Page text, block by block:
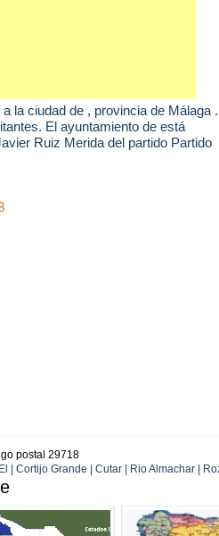
la ciudad de , provincia de Málaga .
El ayuntamiento de está
Ruiz Merida del partido Partido
postal 29718
| Cortijo Grande | Cutar | Rio Almachar |